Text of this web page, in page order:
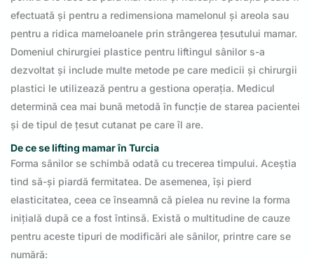
efectuată și pentru a redimensiona mamelonul și areola sau
pentru a ridica mameloanele prin strângerea țesutului mamar.
Domeniul chirurgiei plastice pentru liftingul sânilor s-a
dezvoltat și include multe metode pe care medicii și chirurgii
plastici le utilizează pentru a gestiona operația. Medicul
determină cea mai bună metodă în funcție de starea pacientei
și de tipul de țesut cutanat pe care îl are.
De ce se lifting mamar în Turcia
Forma sânilor se schimbă odată cu trecerea timpului. Aceștia
tind să-și piardă fermitatea. De asemenea, își pierd
elasticitatea, ceea ce înseamnă că pielea nu revine la forma
inițială după ce a fost întinsă. Există o multitudine de cauze
pentru aceste tipuri de modificări ale sânilor, printre care se
numără: